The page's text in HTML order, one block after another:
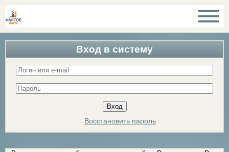
Вход в систему
Восстановить пароль